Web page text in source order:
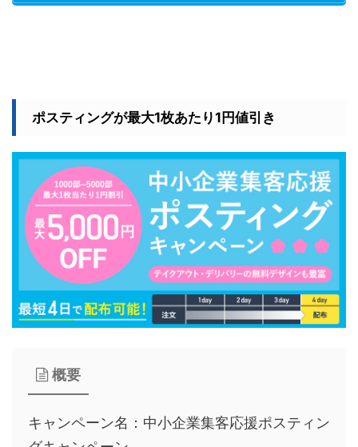
ポスティングが最大1枚あたり1円値引き
概要
キャンペーン名：中小企業集客応援ポスティン